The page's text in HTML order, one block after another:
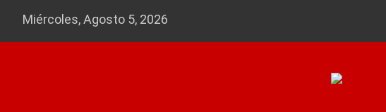
Miércoles, Agosto 5, 2026